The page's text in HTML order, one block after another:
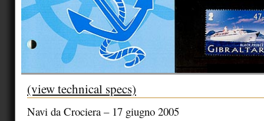
(view technical specs)
Navi da Crociera – 17 giugno 2005